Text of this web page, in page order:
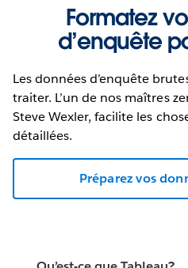
Formatez
d’enquête
Les données d’enquête
traiter. L’un de nos maîtres
Steve Wexler, facilite les
détaillées.
Préparez vos